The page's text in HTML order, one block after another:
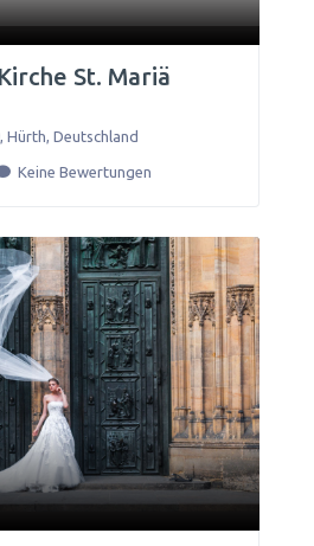
St. Mariä
, Hürth, Deutschland
Keine Bewertungen